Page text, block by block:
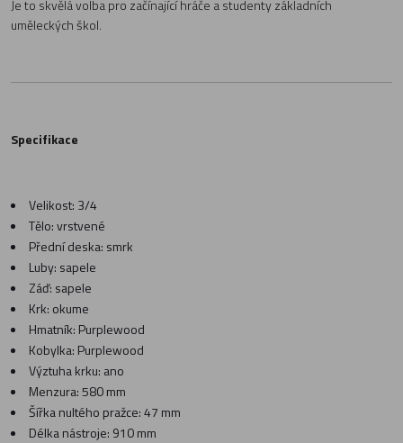
Je to skvělá volba pro začínající hráče a studenty základních
uměleckých škol.
Specifikace
Velikost: 3/4
Tělo: vrstvené
Přední deska: smrk
Luby: sapele
Záď: sapele
Krk: okume
Hmatník: Purplewood
Kobylka: Purplewood
Výztuha krku: ano
Menzura: 580 mm
Šířka nultého pražce: 47 mm
Délka nástroje: 910 mm